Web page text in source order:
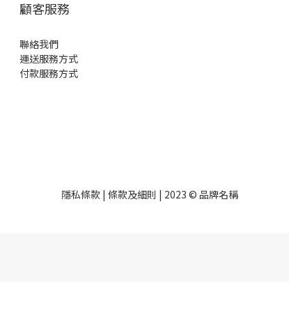
顧客服務
聯絡我們
運送服務方式
付款服務方式
隱私條款 | 條款及細則 | 2023 © 品牌名稱